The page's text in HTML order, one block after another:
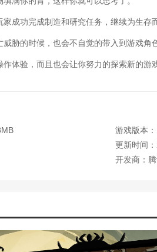
饥荒鳄梨酱怎么做(饥荒酪梨
饥荒麦斯威尔暗影法典怎么
饥荒鱼人王(饥荒鱼人王朝)
手游饥荒地底世界攻略(手游
新倩女幽魂手游家园攻略(倩
饥荒鳄梨酱怎么做(饥荒鱼子
饥荒麦斯威尔暗影法典怎么
饥荒手游攻略帐逢(游戏饥荒
成功完成制造和研究任务，继续为生存
胁的时候，也会不自觉的带入到游戏角
体验，而且也会让你努力的探索新的游
游戏版本
更新时间
开发商：